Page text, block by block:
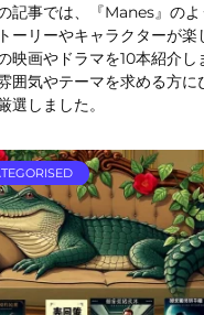
記事では、『Manes』のよ
ーリーやキャラクターが楽
映画やドラマを10本紹介し
囲気やテーマを求める方に
選しました。